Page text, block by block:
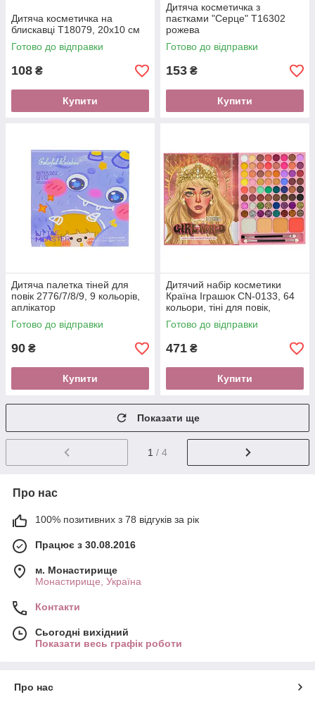
Дитяча косметичка на
блискавці T18079, 20х10 см
Готово до відправки
108 ₴
Купити
Дитяча косметичка з
паєтками "Серце" T16302
рожева
Готово до відправки
153 ₴
Купити
Дитяча палетка тіней для
повік 2776/7/8/9, 9 кольорів,
аплікатор
Готово до відправки
90 ₴
Купити
Дитячий набір косметики
Країна Іграшок CN-0133, 64
кольори, тіні для повік,
рум'яна
Готово до відправки
471 ₴
Купити
Показати ще
1 / 4
Про нас
100% позитивних з 78 відгуків за рік
Працює з 30.08.2016
м. Монастирище
Монастирище, Україна
Контакти
Сьогодні вихідний
Показати весь графік роботи
Про нас